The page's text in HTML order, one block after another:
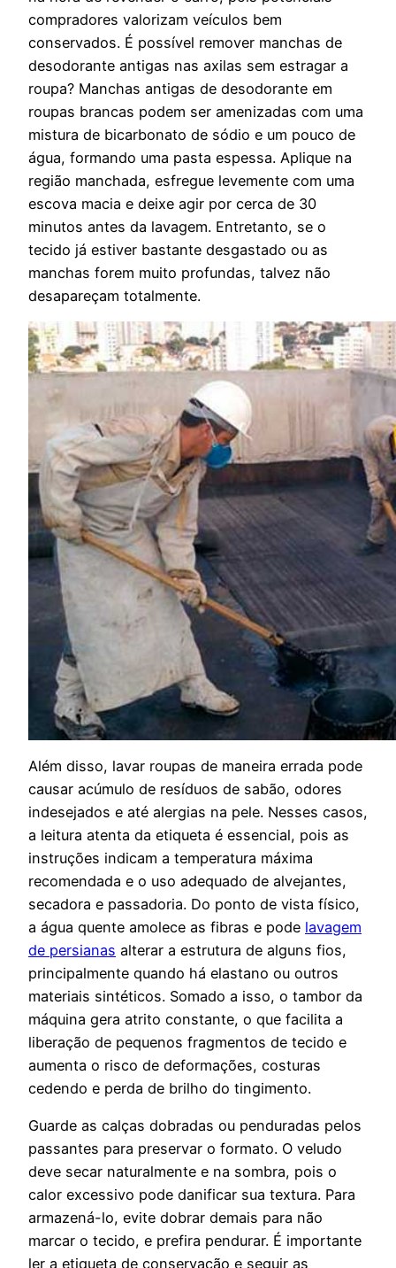
compradores valorizam veículos bem
conservados. É possível remover manchas de
desodorante antigas nas axilas sem estragar a
roupa? Manchas antigas de desodorante em
roupas brancas podem ser amenizadas com uma
mistura de bicarbonato de sódio e um pouco de
água, formando uma pasta espessa. Aplique na
região manchada, esfregue levemente com uma
escova macia e deixe agir por cerca de 30
minutos antes da lavagem. Entretanto, se o
tecido já estiver bastante desgastado ou as
manchas forem muito profundas, talvez não
desapareçam totalmente.
Além disso, lavar roupas de maneira errada pode
causar acúmulo de resíduos de sabão, odores
indesejados e até alergias na pele. Nesses casos,
a leitura atenta da etiqueta é essencial, pois as
instruções indicam a temperatura máxima
recomendada e o uso adequado de alvejantes,
secadora e passadoria. Do ponto de vista físico,
a água quente amolece as fibras e pode lavagem
de persianas alterar a estrutura de alguns fios,
principalmente quando há elastano ou outros
materiais sintéticos. Somado a isso, o tambor da
máquina gera atrito constante, o que facilita a
liberação de pequenos fragmentos de tecido e
aumenta o risco de deformações, costuras
cedendo e perda de brilho do tingimento.
Guarde as calças dobradas ou penduradas pelos
passantes para preservar o formato. O veludo
deve secar naturalmente e na sombra, pois o
calor excessivo pode danificar sua textura. Para
armazená-lo, evite dobrar demais para não
marcar o tecido, e prefira pendurar. É importante
ler a etiqueta de conservação e seguir as